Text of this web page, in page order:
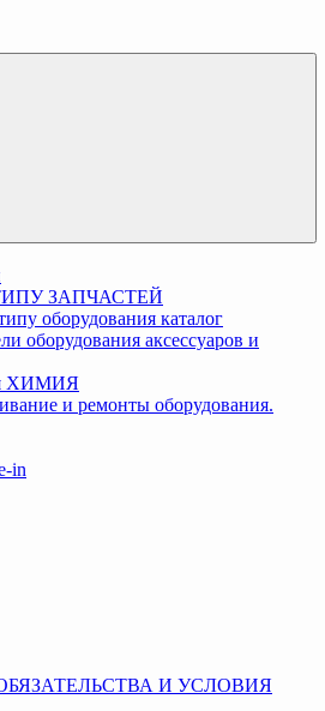
ТИПУ ЗАПЧАСТЕЙ
оборудования каталог
оборудования аксессуаров и
ХИМИЯ
и ремонты оборудования.
in
И УСЛОВИЯ